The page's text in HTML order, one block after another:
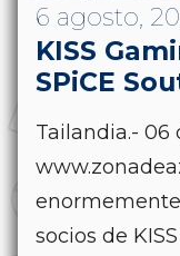
6 agosto,
KISS
SPiCE
Tailandia.- 06
socios de